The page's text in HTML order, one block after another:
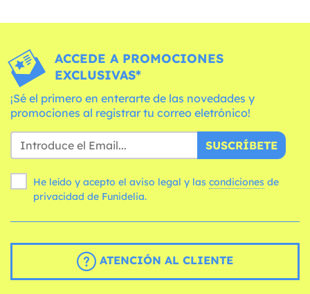
ACCEDE A PROMOCIONES
EXCLUSIVAS*
¡Sé el primero en enterarte de las novedades y
promociones al registrar tu correo eletrónico!
SUSCRÍBETE
He leído y acepto el aviso legal y las condiciones
privacidad de Funidelia.
ATENCIÓN AL CLIENTE